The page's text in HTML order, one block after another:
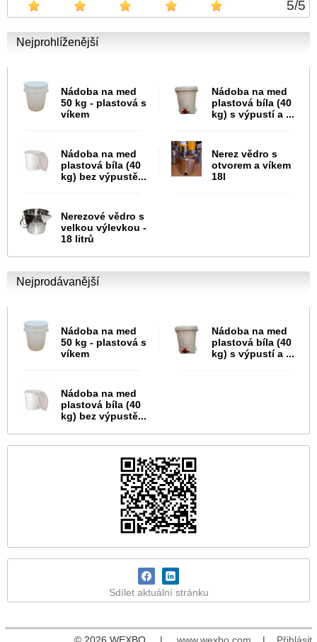
5/5
Nejprohlíženější
Nádoba na med
50 kg - plastová s
víkem
Nádoba na med
plastová bíla (40
kg) s výpustí a ...
Nádoba na med
plastová bíla (40
kg) bez výpustě...
Nerez vědro s
otvorem a víkem
18l
Nerezové vědro s
velkou výlevkou -
18 litrů
Nejprodávanější
Nádoba na med
50 kg - plastová s
víkem
Nádoba na med
plastová bíla (40
kg) s výpustí a ...
Nádoba na med
plastová bíla (40
kg) bez výpustě...
Sdílet aktuální stránku